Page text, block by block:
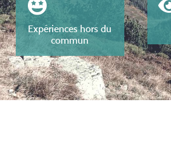
Expériences hors du
commun